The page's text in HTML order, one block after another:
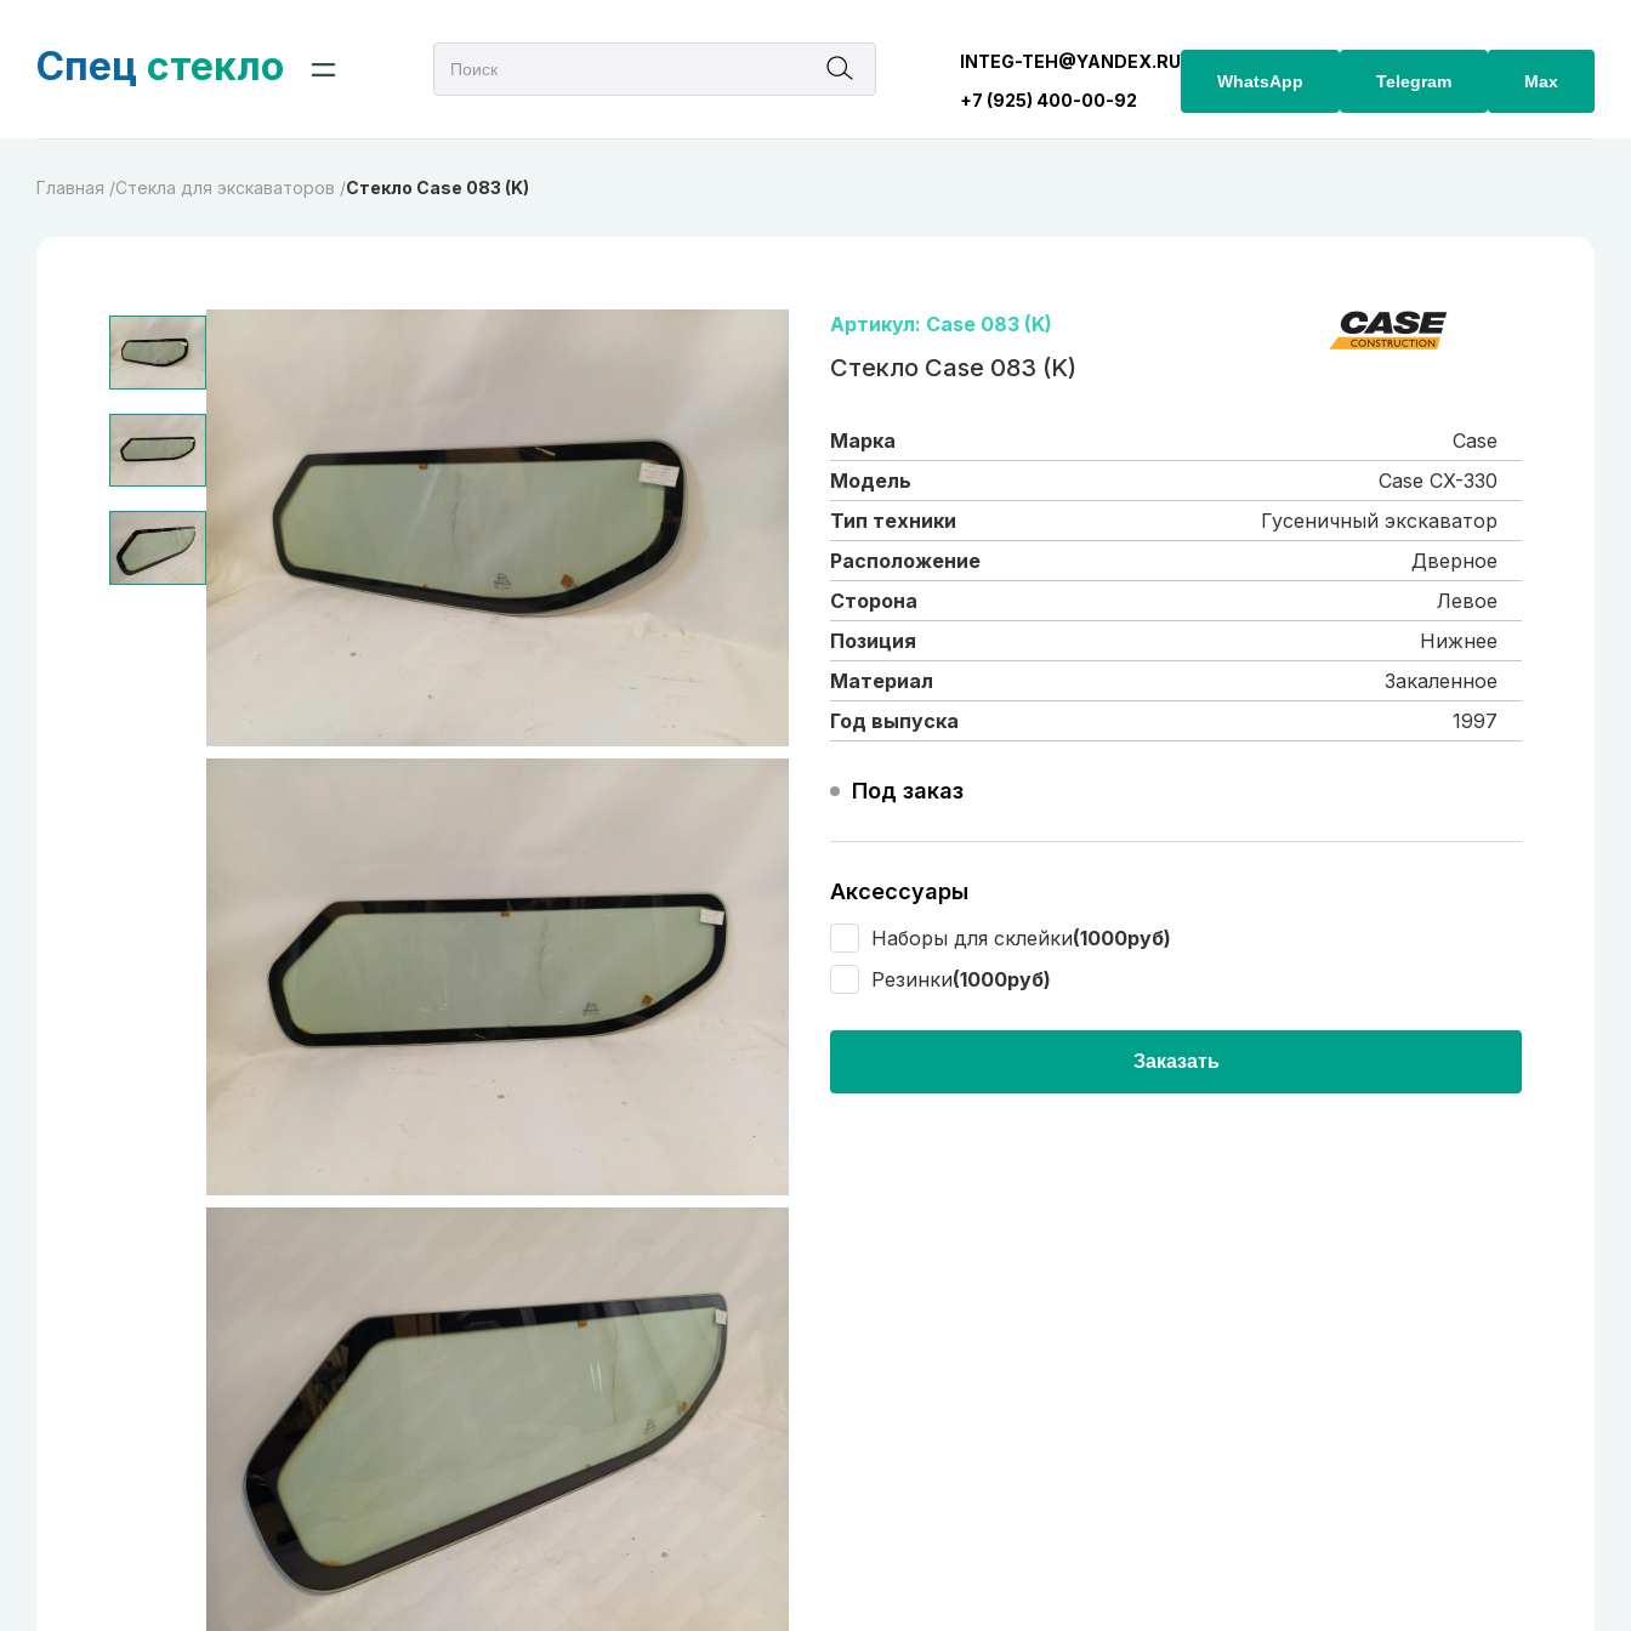
Спец стекло
INTEG-TEH@YANDEX.RU
+7 (925) 400-00-92
WhatsApp Telegram Max
Главная /Cтекла для экскаваторов /Стекло Case 083 (K)
Артикул: Case 083 (K)
Стекло Case 083 (K)
Марка
Case
Модель
Case CX-330
Тип техники
Гусеничный экскаватор
Расположение
Дверное
Сторона
Левое
Позиция
Нижнее
Материал
Закаленное
Год выпуска
1997
Под заказ
Аксессуары
Наборы для склейки(1000руб)
Резинки(1000руб)
Заказать